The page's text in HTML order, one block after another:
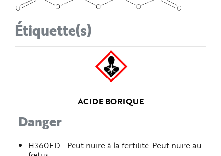
Étiquette(s)
ACIDE BORIQUE
Danger
H360FD - Peut nuire à la fertilité. Peut nuire au